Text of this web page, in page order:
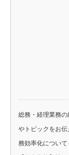
総務・経理業務
やトピックをお
務効率化について